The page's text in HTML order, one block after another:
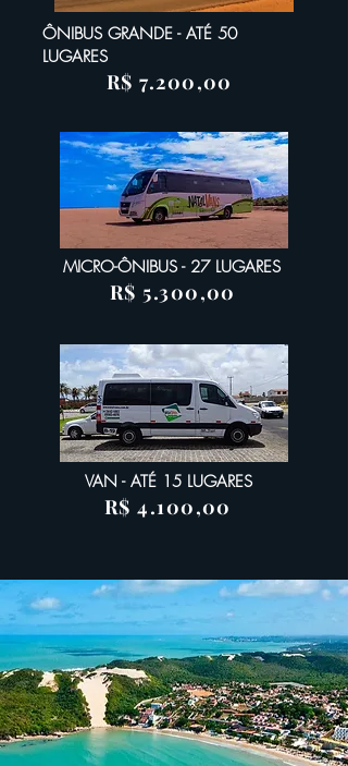
ÔNIBUS GRANDE - ATÉ 50
LUGARES
R$ 7.200,00
MICRO-ÔNIBUS - 27 LUGARES
R$ 5.300,00
VAN - ATÉ 15 LUGARES
R$ 4.100,00